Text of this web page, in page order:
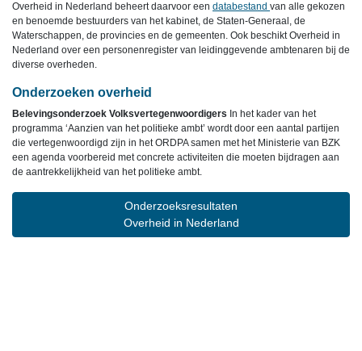
Overheid in Nederland beheert daarvoor een databestand van alle gekozen
en benoemde bestuurders van het kabinet, de Staten-Generaal, de
Waterschappen, de provincies en de gemeenten. Ook beschikt Overheid in
Nederland over een personenregister van leidinggevende ambtenaren bij de
diverse overheden.
Onderzoeken overheid
Belevingsonderzoek Volksvertegenwoordigers In het kader van het
programma ‘Aanzien van het politieke ambt’ wordt door een aantal partijen
die vertegenwoordigd zijn in het ORDPA samen met het Ministerie van BZK
een agenda voorbereid met concrete activiteiten die moeten bijdragen aan
de aantrekkelijkheid van het politieke ambt.
Onderzoeksresultaten
Overheid in Nederland